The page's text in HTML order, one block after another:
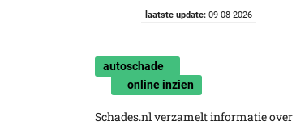
laatste update:09-08-2026
autoschade
online inzien
Schades.nl verzamelt informatie over